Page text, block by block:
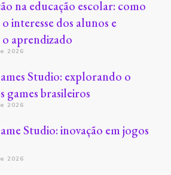
na educação escolar: como
interesse dos alunos e
aprendizado
2026
Studio: explorando o
games brasileiros
2026
Studio: inovação em jogos
2026